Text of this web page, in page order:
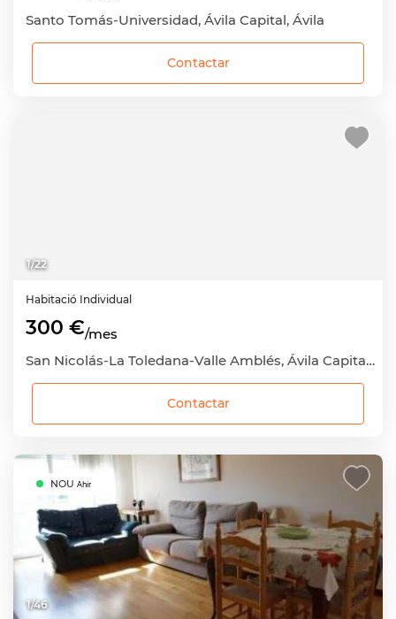
Santo Tomás-Universidad, Ávila Capital, Ávila
Contactar
1/22
Habitació Individual
300 €/mes
San Nicolás-La Toledana-Valle Amblés, Ávila Capital, Ávila
Contactar
1/46
NOU Ahir